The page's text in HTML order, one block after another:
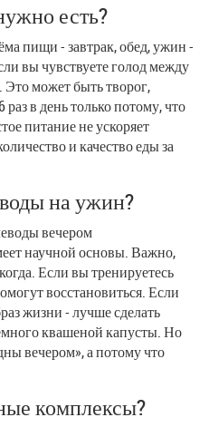
есть?
пищи - завтрак, обед, ужин -
вы чувствуете голод между
Это может быть творог,
в день только потому, что
питание не ускоряет
и качество еды за
на ужин?
вечером
научной основы. Важно,
Если вы тренируетесь
восстановиться. Если
жизни - лучше сделать
квашеной капусты. Но
вечером», а потому что
комплексы?